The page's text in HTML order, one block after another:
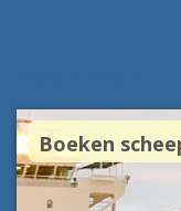
Boeken